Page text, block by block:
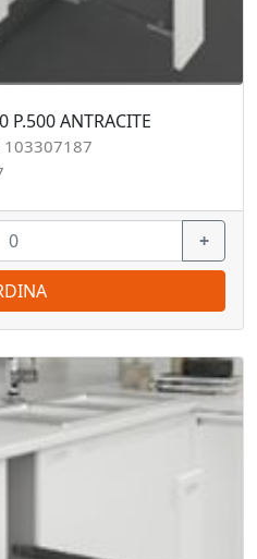
P.500 ANTRACITE
103307187
+